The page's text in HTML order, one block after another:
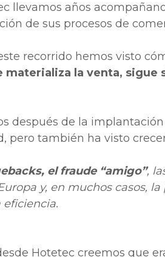
llevamos años
de sus procesos de
recorrido hemos visto
materializa la venta, sigue
después de la
pero también ha visto
el fraude “amigo”,
y, en muchos casos,
Hotetec creemos que